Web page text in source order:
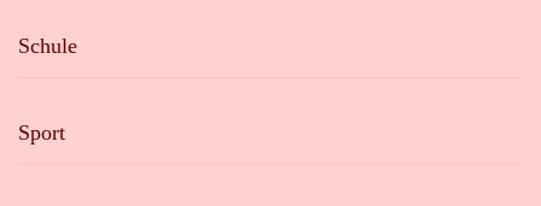
Schule
Sport